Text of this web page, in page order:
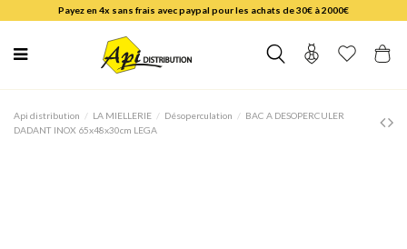
Payez en 4x sans frais avec paypal pour les achats de 30€ à 2000€
Api distribution LA MIELLERIE Désoperculation
BAC A DESOPERCULER
DADANT INOX 65x48x30cm LEGA